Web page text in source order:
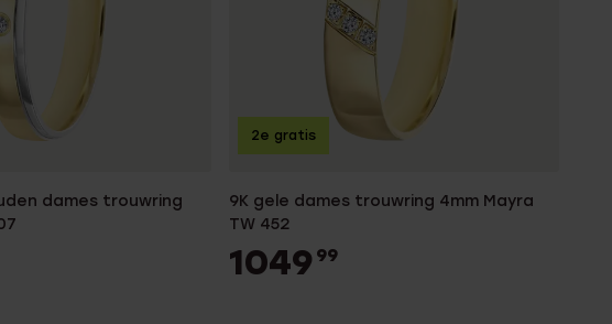
dames trouwring
9K gele dames trouwring 4mm Mayra
TW 452
1049 99
2e gratis